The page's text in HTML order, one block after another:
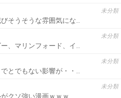
未分類
そうそうな雰囲気にな..
未分類
、マリンフォード、イ..
未分類
とでもない影響が・・..
未分類
クソ強い漫画ｗｗｗ..